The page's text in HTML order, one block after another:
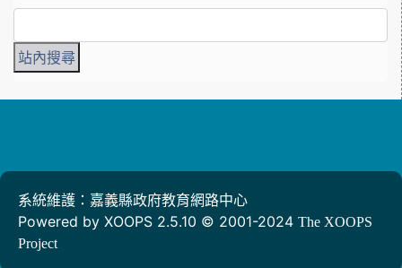
系統維護：嘉義縣政府教育網路中心
Powered by XOOPS 2.5.10 © 2001-2024 The XOOPS
Project